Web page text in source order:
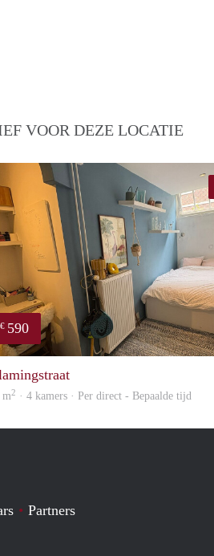
VOOR DEZE LOCATIE
€ 590
m2 · 4 kamers · Per direct - Bepaalde tijd
Partners